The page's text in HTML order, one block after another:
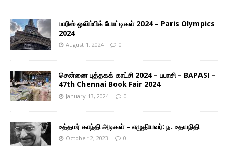
பாரிஸ் ஒலிம்பிக் போட்டிகள் 2024 – Paris Olympics
2024
August 1, 2024 0
சென்னை புத்தகக் காட்சி 2024 – பபாசி – BAPASI –
47th Chennai Book Fair 2024
January 13, 2024 0
உத்தமர் காந்தி அடிகள் – எழுதியவர்: ந. உதயநிதி
October 2, 2023 0